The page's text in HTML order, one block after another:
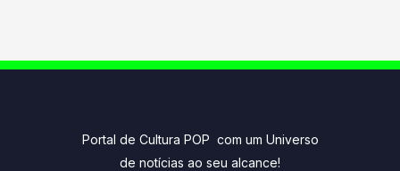
Portal de Cultura POP com um Universo
de notícias ao seu alcance!